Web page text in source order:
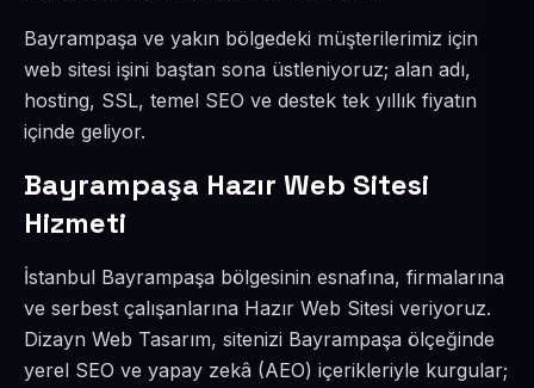
Bayrampaşa ve yakın bölgedeki müşterilerimiz için
web sitesi işini baştan sona üstleniyoruz; alan adı,
hosting, SSL, temel SEO ve destek tek yıllık fiyatın
içinde geliyor.
Bayrampaşa Hazır Web Sitesi
Hizmeti
İstanbul Bayrampaşa bölgesinin esnafına, firmalarına
ve serbest çalışanlarına Hazır Web Sitesi veriyoruz.
Dizayn Web Tasarım, sitenizi Bayrampaşa ölçeğinde
yerel SEO ve yapay zekâ (AEO) içerikleriyle kurgular;